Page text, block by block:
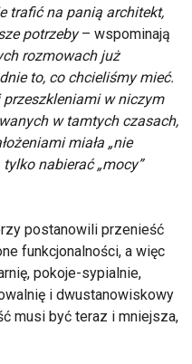
trafić na panią architekt,
potrzeby– wspominają
rozmowach już
to, co chcieliśmy mieć.
przeszkleniami w niczym
w tamtych czasach,
miała „nie
nabierać „mocy”
postanowili przenieść
funkcjonalności, a więc
pokoje-sypialnie,
i dwustanowiskowy
musi być teraz i mniejsza,